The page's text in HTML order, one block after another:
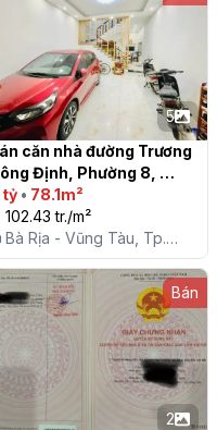
5
căn nhà đường Trương
Định, Phường 8,
Tàu, hẻm ô tô 16 chỗ
tỷ • 78.1m²
102.43 tr./m²
Bà Rịa - Vũng Tàu, Tp.
Vũng Tàu, P. 8
Bán
2